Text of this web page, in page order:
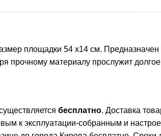
площадки 54 х14 см. Предназначен
прочному материалу прослужит
бесплатно. Доставка
к эксплуатации-собранным и